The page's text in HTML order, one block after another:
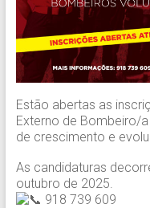
Estão abertas as
Externo de Bombeiro/
de crescimento e
As candidaturas
outubro de 2025.
918 739 609